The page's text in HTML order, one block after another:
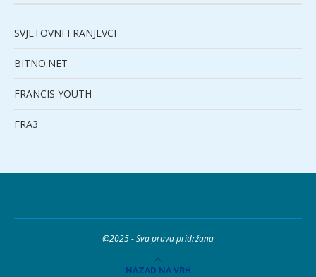
SVJETOVNI FRANJEVCI
BITNO.NET
FRANCIS YOUTH
FRA3
@2025 - Sva prava pridržana
NAZAD NA VRH